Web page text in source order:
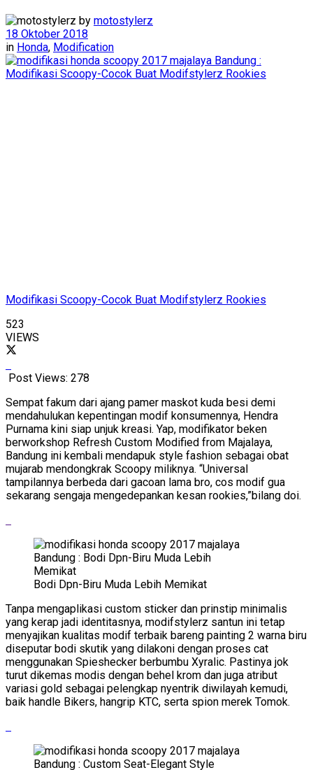
by motostylerz
18 Oktober 2018
in Honda, Modification
Modifikasi Scoopy-Cocok Buat Modifstylerz Rookies
523
VIEWS
Post Views: 278
Sempat fakum dari ajang pamer maskot kuda besi demi
mendahulukan kepentingan modif konsumennya, Hendra
Purnama kini siap unjuk kreasi. Yap, modifikator beken
berworkshop Refresh Custom Modified from Majalaya,
Bandung ini kembali mendapuk style fashion sebagai obat
mujarab mendongkrak Scoopy miliknya. “Universal
tampilannya berbeda dari gacoan lama bro, cos modif gua
sekarang sengaja mengedepankan kesan rookies,”bilang doi.
Bodi Dpn-Biru Muda Lebih Memikat
Tanpa mengaplikasi custom sticker dan prinstip minimalis
yang kerap jadi identitasnya, modifstylerz santun ini tetap
menyajikan kualitas modif terbaik bareng painting 2 warna biru
diseputar bodi skutik yang dilakoni dengan proses cat
menggunakan Spieshecker berbumbu Xyralic. Pastinya jok
turut dikemas modis dengan behel krom dan juga atribut
variasi gold sebagai pelengkap nyentrik diwilayah kemudi,
baik handle Bikers, hangrip KTC, serta spion merek Tomok.